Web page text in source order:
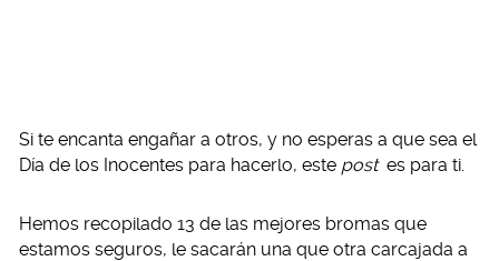
Si te encanta engañar a otros, y no esperas a que sea el
Día de los Inocentes para hacerlo, este post es para ti.
Hemos recopilado 13 de las mejores bromas que
estamos seguros, le sacarán una que otra carcajada a